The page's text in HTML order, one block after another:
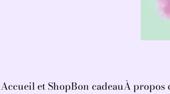
Accueil et ShopBon cadeauÀ propos